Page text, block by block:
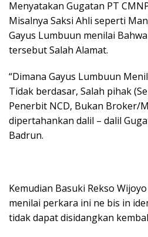
Menyatakan Gugatan PT
Misalnya Saksi Ahli seperti
Gayus Lumbuun menilai
tersebut Salah Alamat.
“Dimana Gayus Lumbuun
Tidak berdasar, Salah pihak
Penerbit NCD, Bukan Broker/
dipertahankan dalil – dalil
Badrun.
Kemudian Basuki Rekso
menilai perkara ini ne bis in
tidak dapat disidangkan